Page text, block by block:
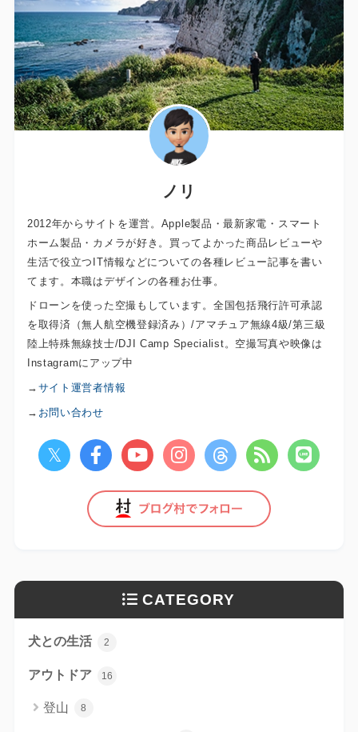
ノリ
2012年からサイトを運営。Apple製品・最新家電・スマート
ホーム製品・カメラが好き。買ってよかった商品レビューや
生活で役立つIT情報などについての各種レビュー記事を書い
てます。本職はデザインの各種お仕事。
ドローンを使った空撮もしています。全国包括飛行許可承認
を取得済（無人航空機登録済み）/アマチュア無線4級/第三級
陸上特殊無線技士/DJI Camp Specialist。空撮写真や映像は
Instagramにアップ中
→ サイト運営者情報
→ お問い合わせ
CATEGORY
犬との生活 2
アウトドア 16
登山 8